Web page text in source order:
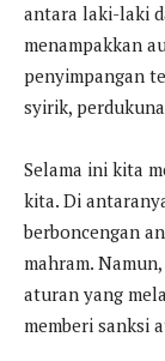
antara laki-laki
menampakkan
penyimpangan
syirik,
Selama ini kita
kita. Di
berboncengan
mahram.
aturan yang
memberi sanksi